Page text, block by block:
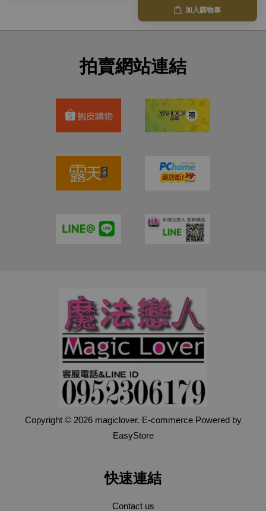
加入購物車
拍賣網站連結
Copyright © 2026 magiclover. E-commerce Powered by
EasyStore
快速連結
Contact us